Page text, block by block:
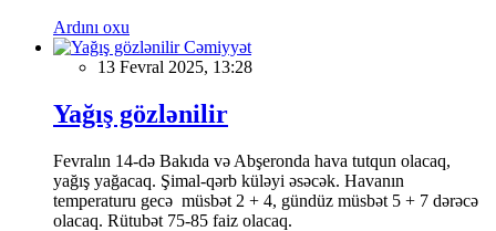
Ardını oxu
Cəmiyyət
13 Fevral 2025, 13:28
Yağış gözlənilir
Fevralın 14-də Bakıda və Abşeronda hava tutqun olacaq,
yağış yağacaq. Şimal-qərb küləyi əsəcək. Havanın
temperaturu gecə müsbət 2 + 4, gündüz müsbət 5 + 7 dərəcə
olacaq. Rütubət 75-85 faiz olacaq.